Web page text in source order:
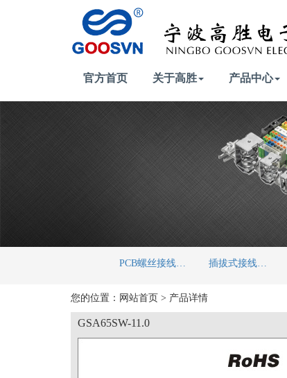
官方首页 关于高胜 产品中心
PCB螺丝接线端子 插拔式接线端子
您的位置： 网站首页 > 产品详情
GSA65SW-11.0